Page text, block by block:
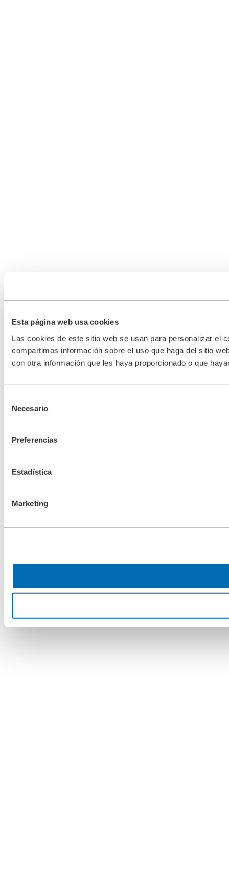
Esta página web usa cookies
Las cookies de este sitio web se usan para personalizar el
compartimos información sobre el uso que haga del sitio
con otra información que les haya proporcionado o que
Necesario
Preferencias
Estadística
Marketing